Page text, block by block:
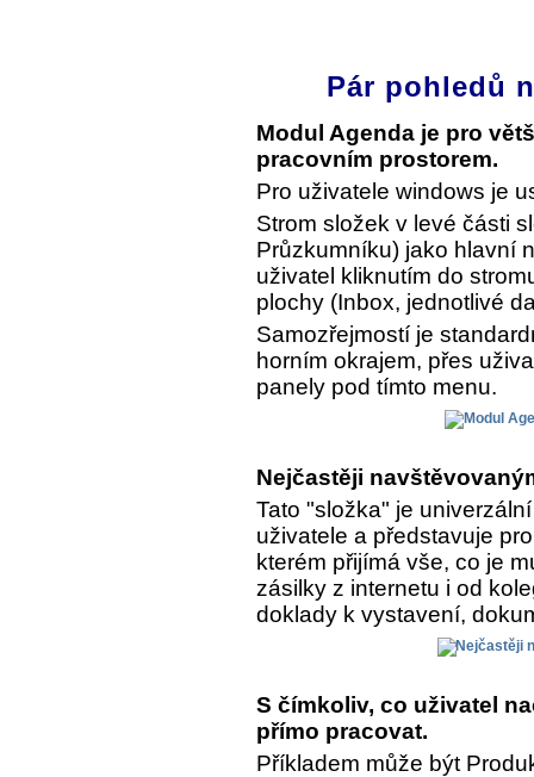
Pár pohledů
Modul Agenda je pro
pracovním prostorem.
Pro uživatele windows je
Strom složek v levé části
Průzkumníku) jako hlavní
uživatel kliknutím do
plochy (Inbox, jednotlivé
Samozřejmostí je
horním okrajem, přes
panely pod tímto menu.
Nejčastěji
Tato "složka" je
uživatele a představuje
kterém přijímá vše, co je
zásilky z internetu i od
doklady k vystavení,
S čímkoliv, co uživatel
přímo pracovat.
Příkladem může být